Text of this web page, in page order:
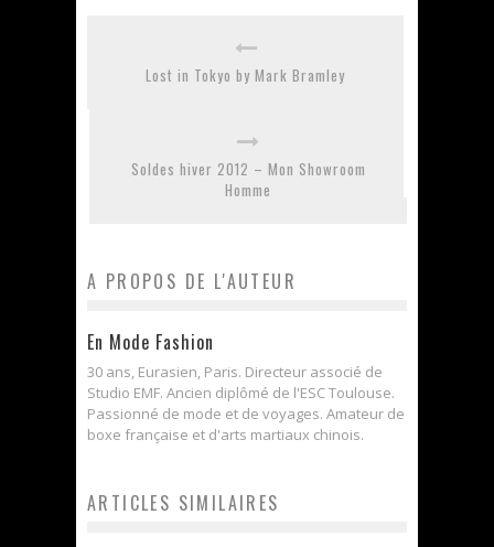
Lost in Tokyo by Mark Bramley
Soldes hiver 2012 – Mon Showroom
Homme
A PROPOS DE L'AUTEUR
En Mode Fashion
30 ans, Eurasien, Paris. Directeur associé de
Studio EMF. Ancien diplômé de l'ESC Toulouse.
Passionné de mode et de voyages. Amateur de
boxe française et d'arts martiaux chinois.
ARTICLES SIMILAIRES